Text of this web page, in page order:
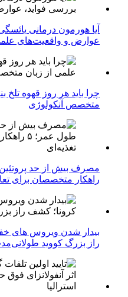
آیا هورمون درمانی
عوارض و واقعیت‌های
متخصص آنکولوژی
راهکار متخصصان برای
بیدار شدن ویروس‌ های
راز بزرگ کووید